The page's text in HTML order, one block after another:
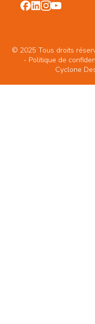
© 2025 Tous droits
- Politique de
Cyclone